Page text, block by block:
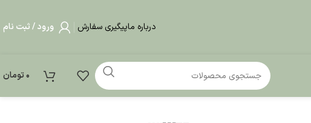
درباره ماپیگیری سفارش ورود / ثبت نام
0تومان